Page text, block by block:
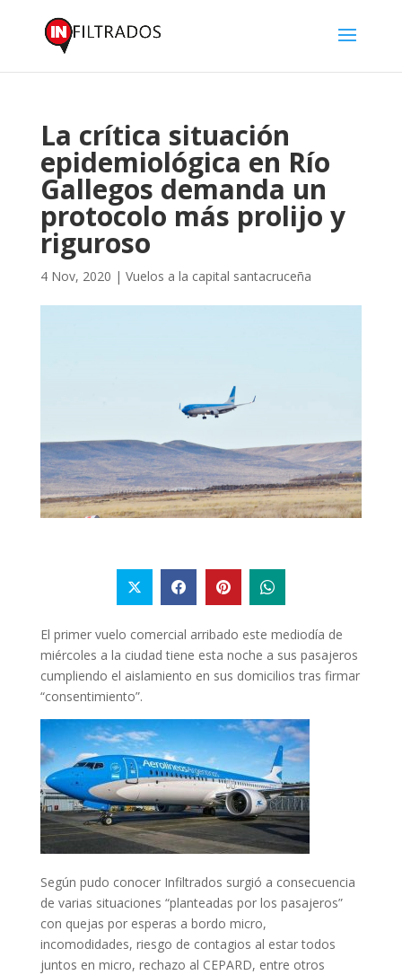
La crítica situación
epidemiológica en Río
Gallegos demanda un
protocolo más prolijo y
riguroso
4 Nov, 2020 | Vuelos a la capital santacruceña
El primer vuelo comercial arribado este mediodía de
miércoles a la ciudad tiene esta noche a sus pasajeros
cumpliendo el aislamiento en sus domicilios tras firmar
“consentimiento”.
Según pudo conocer Infiltrados surgió a consecuencia
de varias situaciones “planteadas por los pasajeros”
con quejas por esperas a bordo micro,
incomodidades, riesgo de contagios al estar todos
juntos en micro, rechazo al CEPARD, entre otros